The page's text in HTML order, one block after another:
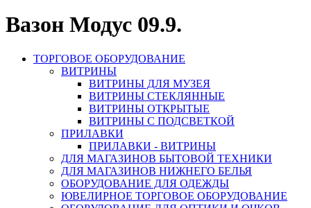
Вазон Модус 09.9.
ТОРГОВОЕ ОБОРУДОВАНИЕ
ВИТРИНЫ
ВИТРИНЫ ДЛЯ МУЗЕЯ
ВИТРИНЫ СТЕКЛЯННЫЕ
ВИТРИНЫ ОТКРЫТЫЕ
ВИТРИНЫ С ПОДСВЕТКОЙ
ПРИЛАВКИ
ПРИЛАВКИ - ВИТРИНЫ
ДЛЯ МАГАЗИНОВ БЫТОВОЙ ТЕХНИКИ
ДЛЯ МАГАЗИНОВ НИЖНЕГО БЕЛЬЯ
ОБОРУДОВАНИЕ ДЛЯ ОДЕЖДЫ
ЮВЕЛИРНОЕ ТОРГОВОЕ ОБОРУДОВАНИЕ